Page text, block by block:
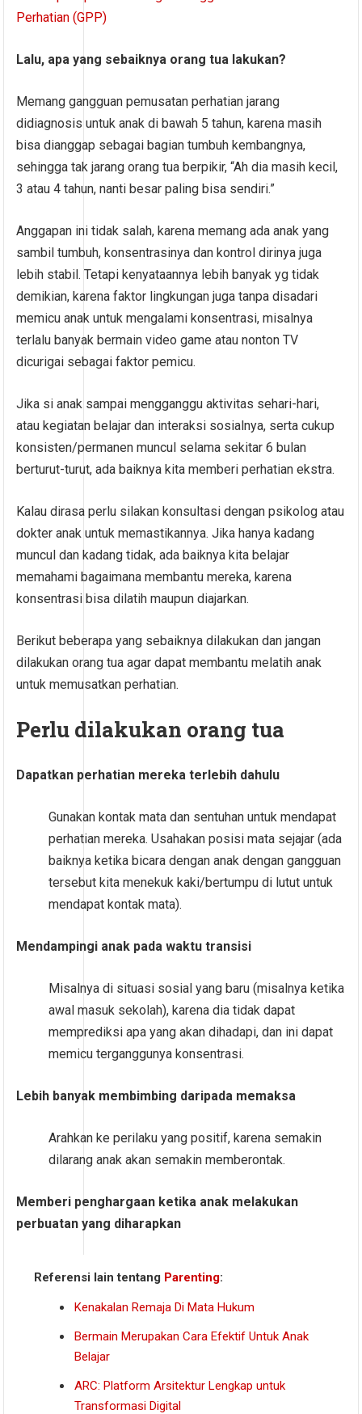
Perhatian (GPP)
Lalu, apa yang sebaiknya orang tua lakukan?
Memang gangguan pemusatan perhatian jarang
didiagnosis untuk anak di bawah 5 tahun, karena masih
bisa dianggap sebagai bagian tumbuh kembangnya,
sehingga tak jarang orang tua berpikir, “Ah dia masih kecil,
3 atau 4 tahun, nanti besar paling bisa sendiri.”
Anggapan ini tidak salah, karena memang ada anak yang
sambil tumbuh, konsentrasinya dan kontrol dirinya juga
lebih stabil. Tetapi kenyataannya lebih banyak yg tidak
demikian, karena faktor lingkungan juga tanpa disadari
memicu anak untuk mengalami konsentrasi, misalnya
terlalu banyak bermain video game atau nonton TV
dicurigai sebagai faktor pemicu.
Jika si anak sampai mengganggu aktivitas sehari-hari,
atau kegiatan belajar dan interaksi sosialnya, serta cukup
konsisten/permanen muncul selama sekitar 6 bulan
berturut-turut, ada baiknya kita memberi perhatian ekstra.
Kalau dirasa perlu silakan konsultasi dengan psikolog atau
dokter anak untuk memastikannya. Jika hanya kadang
muncul dan kadang tidak, ada baiknya kita belajar
memahami bagaimana membantu mereka, karena
konsentrasi bisa dilatih maupun diajarkan.
Berikut beberapa yang sebaiknya dilakukan dan jangan
dilakukan orang tua agar dapat membantu melatih anak
untuk memusatkan perhatian.
Perlu dilakukan orang tua
Dapatkan perhatian mereka terlebih dahulu
Gunakan kontak mata dan sentuhan untuk mendapat
perhatian mereka. Usahakan posisi mata sejajar (ada
baiknya ketika bicara dengan anak dengan gangguan
tersebut kita menekuk kaki/bertumpu di lutut untuk
mendapat kontak mata).
Mendampingi anak pada waktu transisi
Misalnya di situasi sosial yang baru (misalnya ketika
awal masuk sekolah), karena dia tidak dapat
memprediksi apa yang akan dihadapi, dan ini dapat
memicu terganggunya konsentrasi.
Lebih banyak membimbing daripada memaksa
Arahkan ke perilaku yang positif, karena semakin
dilarang anak akan semakin memberontak.
Memberi penghargaan ketika anak melakukan
perbuatan yang diharapkan
Referensi lain tentang Parenting:
Kenakalan Remaja Di Mata Hukum
Bermain Merupakan Cara Efektif Untuk Anak
Belajar
ARC: Platform Arsitektur Lengkap untuk
Transformasi Digital